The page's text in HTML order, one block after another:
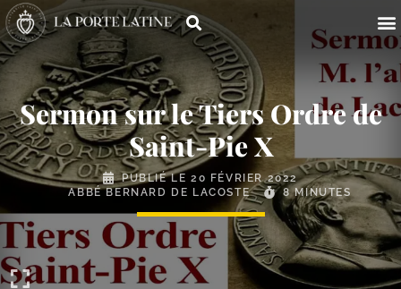
Sermon sur le Tiers Ordre de
Saint-​Pie X
PUBLIÉ LE 20 FÉVRIER 2022
ABBÉ BERNARD DE LACOSTE
8 MINUTES